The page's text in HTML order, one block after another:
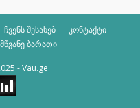
ჩვენს შესახებ
კონტაქტი
მწვანე ბარათი
- Vau.ge